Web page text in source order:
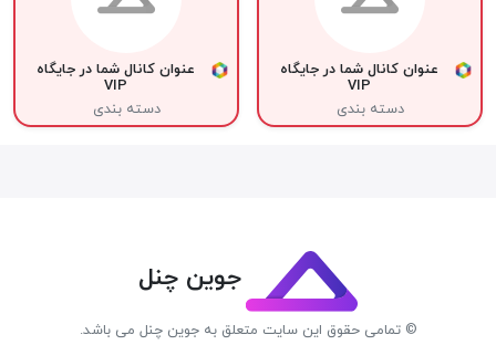
عنوان کانال شما در جایگاه
VIP
دسته بندی
عنوان کانال شما در جایگاه
VIP
دسته بندی
جوین چنل
© تمامی حقوق این سایت متعلق به جوین چنل می باشد.